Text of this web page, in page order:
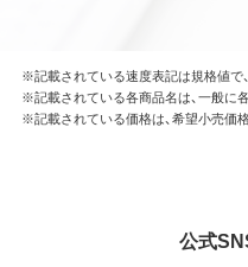
※記載されている速度表記は規格値で
※記載されている各商品名は、一般に
※記載されている価格は、希望小売価格
公式